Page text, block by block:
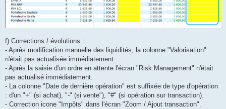
f) Corrections / évolutions :
- Après modification manuelle des liquidités, la colonne "Valorisation"
n'était pas actualisée immédiatement.
- Après la saisie d'un ordre en attente l'écran "Risk Management" n'était
pas actualisé immédiatement.
- La colonne "Date de dernière opération" est suffixée de type d'opération
: d'un "+" (si achat), "-" (si vente"), "#" (si opération sur transaction).
- Correction icone "Impôts" dans l'écran "Zoom / Ajout transaction".